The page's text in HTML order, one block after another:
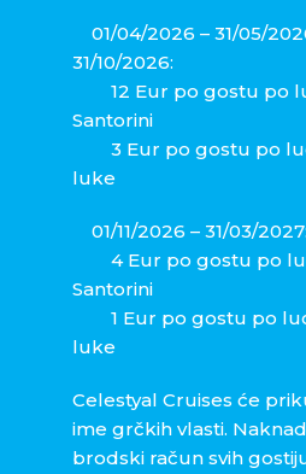
01/04/2026 – 31/05/
31/10/2026:
12 Eur po gostu po
Santorini
3 Eur po gostu po
luke
01/11/2026 – 31/03/2027:
4 Eur po gostu po
Santorini
1 Eur po gostu po
luke
Celestyal Cruises će
ime grčkih vlasti.
brodski račun svih